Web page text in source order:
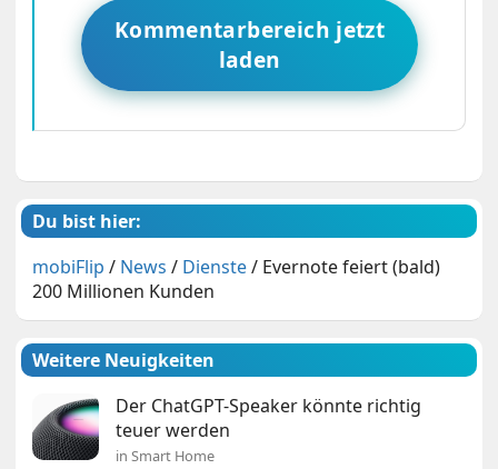
Kommentarbereich jetzt
laden
Du bist hier:
mobiFlip / News / Dienste/ Evernote feiert (bald)
200 Millionen Kunden
Weitere Neuigkeiten
Der ChatGPT-Speaker könnte richtig
teuer werden
in Smart Home